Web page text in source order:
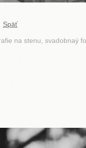
Späť
na stenu, svadobnaý